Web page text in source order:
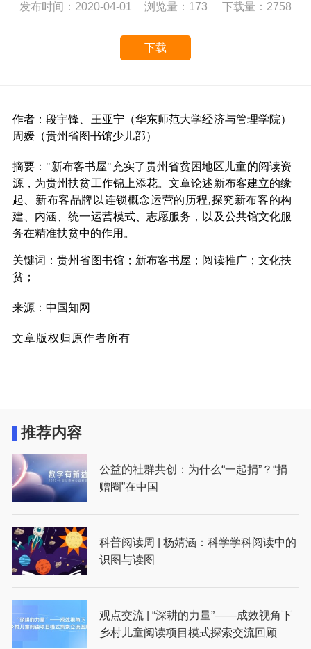
发布时间：2020-04-01 浏览量：173 下载量：2758
下载
作者：段宇锋、王亚宁（华东师范大学经济与管理学院）
周媛（贵州省图书馆少儿部）
摘要： "新布客书屋"充实了贵州省贫困地区儿童的阅读资
源，为贵州扶贫工作锦上添花。文章论述新布客建立的缘
起、新布客品牌以连锁概念运营的历程,探究新布客的构
建、内涵、统一运营模式、志愿服务，以及公共馆文化服
务在精准扶贫中的作用。
关键词：贵州省图书馆；新布客书屋；阅读推广；文化扶
贫；
来源：中国知网
文章版权归原作者所有
推荐内容
公益的社群共创：为什么“一起捐”？“捐
赠圈”在中国
科普阅读周 | 杨婧涵：科学学科阅读中的
识图与读图
观点交流 | “深耕的力量”——成效视角下
乡村儿童阅读项目模式探索交流回顾